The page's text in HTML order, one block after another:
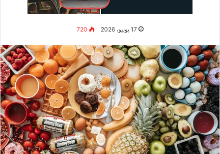
17 يونيو، 2026 720